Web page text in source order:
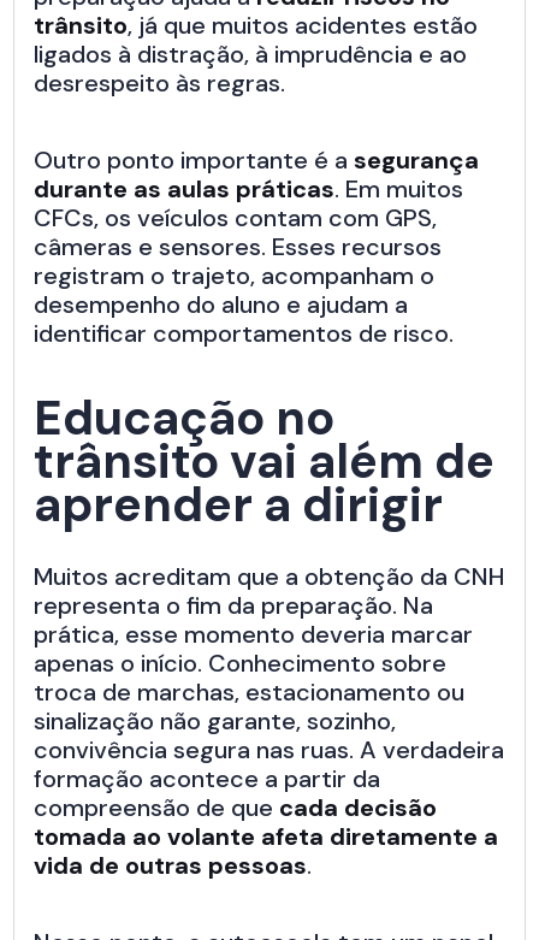
trânsito, já que muitos acidentes estão
ligados à distração, à imprudência e ao
desrespeito às regras.
Outro ponto importante é asegurança
durante as aulas práticas. Em muitos
CFCs, os veículos contam com GPS,
câmeras e sensores. Esses recursos
registram o trajeto, acompanham o
desempenho do aluno e ajudam a
identificar comportamentos de risco.
Educação no
trânsito vai além de
aprender a dirigir
Muitos acreditam que a obtenção da CNH
representa o fim da preparação. Na
prática, esse momento deveria marcar
apenas o início. Conhecimento sobre
troca de marchas, estacionamento ou
sinalização não garante, sozinho,
convivência segura nas ruas. A verdadeira
formação acontece a partir da
compreensão de que cada decisão
tomada ao volante afeta diretamente a
vida de outras pessoas.